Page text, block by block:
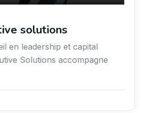
solutions
en leadership et capital
Solutions accompagne